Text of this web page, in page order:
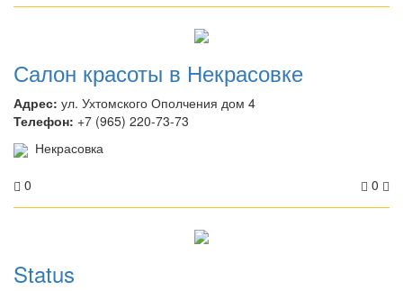
Салон красоты в Некрасовке
Адрес: ул. Ухтомского Ополчения дом 4
Телефон: +7 (965) 220-73-73
Некрасовка
0 0
Status